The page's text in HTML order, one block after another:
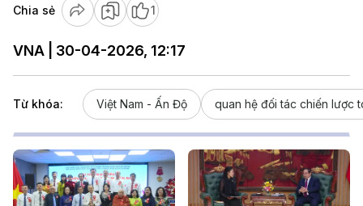
Chia sẻ 1
VNA | 30-04-2026, 12:17
Từ khóa: Việt Nam - Ấn Độ quan hệ đối tác chiến lược